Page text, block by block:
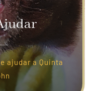
ajudar a Quinta